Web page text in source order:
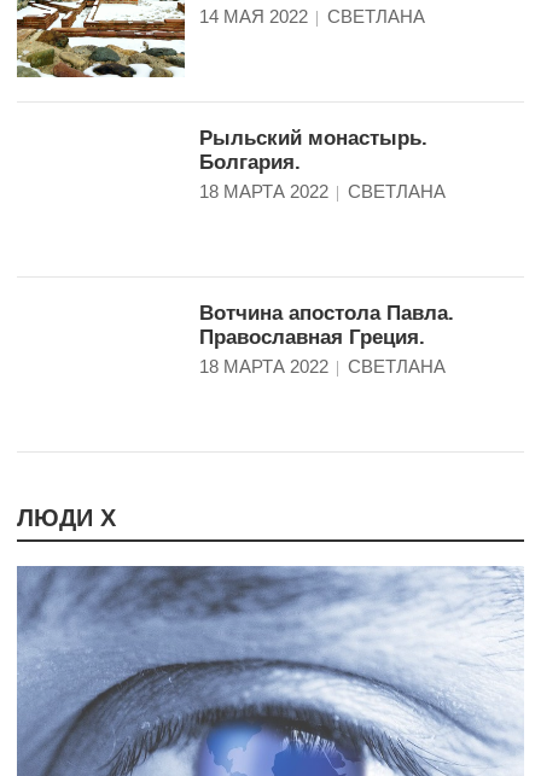
14 МАЯ 2022
СВЕТЛАНА
Рыльский монастырь.
Болгария.
18 МАРТА 2022 СВЕТЛАНА
Вотчина апостола Павла.
Православная Греция.
18 МАРТА 2022 СВЕТЛАНА
ЛЮДИ Х